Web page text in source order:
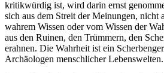
kritikwürdig ist, wird darin ernst
sich aus dem Streit der Meinungen, nicht
wahrem Wissen oder vom Wissen der
aus den Ruinen, den Trümmern, den
erahnen. Die Wahrheit ist ein
Archäologen menschlicher Lebenswelten.